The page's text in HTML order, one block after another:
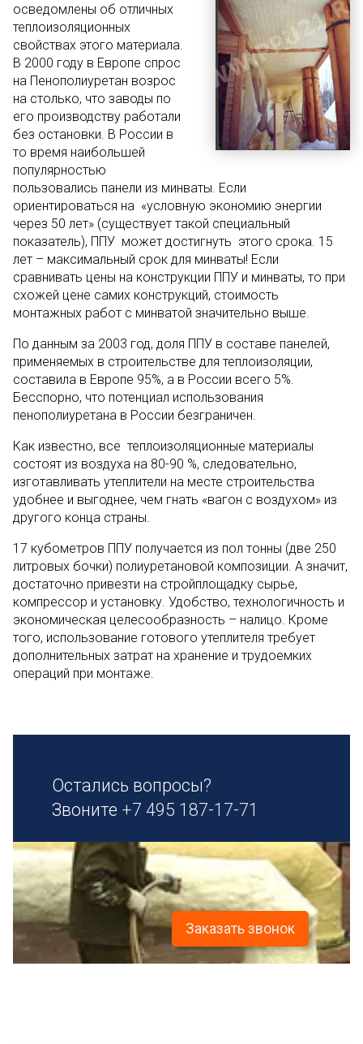
осведомлены об отличных
теплоизоляционных
свойствах этого материала.
В 2000 году в Европе спрос
на Пенополиуретан возрос
на столько, что заводы по
его производству работали
без остановки. В России в
то время наибольшей
популярностью
пользовались панели из минваты. Если
ориентироваться на «условную экономию энергии
через 50 лет» (существует такой специальный
показатель), ППУ может достигнуть этого срока. 15
лет – максимальный срок для минваты! Если
сравнивать цены на конструкции ППУ и минваты, то при
схожей цене самих конструкций, стоимость
монтажных работ с минватой значительно выше.
По данным за 2003 год, доля ППУ в составе панелей,
применяемых в строительстве для теплоизоляции,
составила в Европе 95%, а в России всего 5%.
Бесспорно, что потенциал использования
пенополиуретана в России безграничен.
Как известно, все теплоизоляционные материалы
состоят из воздуха на 80-90 %, следовательно,
изготавливать утеплители на месте строительства
удобнее и выгоднее, чем гнать «вагон с воздухом» из
другого конца страны.
17 кубометров ППУ получается из пол тонны (две 250
литровых бочки) полиуретановой композиции. А значит,
достаточно привезти на стройплощадку сырье,
компрессор и установку. Удобство, технологичность и
экономическая целесообразность – налицо. Кроме
того, использование готового утеплителя требует
дополнительных затрат на хранение и трудоемких
операций при монтаже.
Остались вопросы?
Звоните +7 495 187-17-71
Заказать звонок